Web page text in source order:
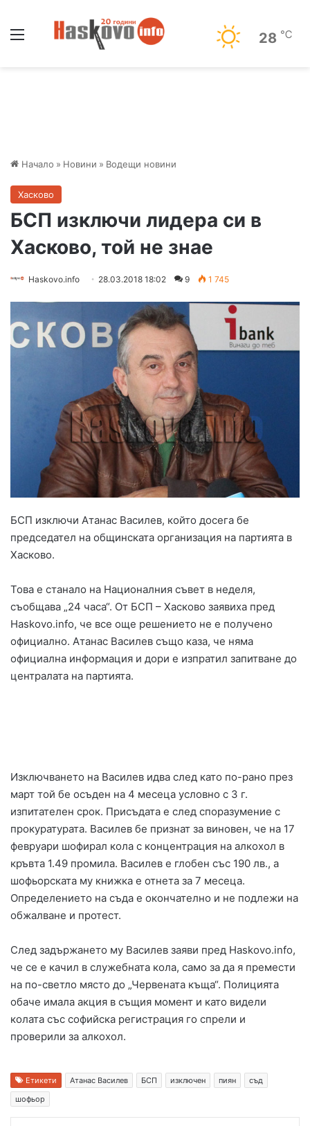
28 ℃
Начало » Новини » Водещи новини
Хасково
БСП изключи лидера си в
Хасково, той не знае
Haskovo.info 28.03.2018 18:02 9 1 745
БСП изключи Атанас Василев, който досега бе
председател на общинската организация на партията в
Хасково.
Това е станало на Националния съвет в неделя,
съобщава „24 часа“. От БСП – Хасково заявиха пред
Haskovo.info, че все още решението не е получено
официално. Атанас Василев също каза, че няма
официална информация и дори е изпратил запитване до
централата на партията.
Изключването на Василев идва след като по-рано през
март той бе осъден на 4 месеца условно с 3 г.
изпитателен срок. Присъдата е след споразумение с
прокуратурата. Василев бе признат за виновен, че на 17
февруари шофирал кола с концентрация на алкохол в
кръвта 1.49 промила. Василев е глобен със 190 лв., а
шофьорската му книжка е отнета за 7 месеца.
Определението на съда е окончателно и не подлежи на
обжалване и протест.
След задържането му Василев заяви пред Haskovo.info,
че се е качил в служебната кола, само за да я премести
на по-светло място до „Червената къща“. Полицията
обаче имала акция в същия момент и като видели
колата със софийска регистрация го спрели и
проверили за алкохол.
Етикети Атанас Василев БСП изключен пиян
съд
шофьор